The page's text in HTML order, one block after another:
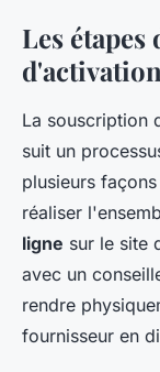
Les étapes
d'activation
La souscription
suit un
plusieurs
réaliser
ligne sur le site
avec un
rendre
fournisseur en